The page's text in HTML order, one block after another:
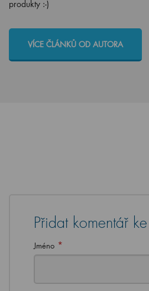
produkty :-)
VÍCE ČLÁNKŮ OD AUTORA
Přidat komentář
Jméno *